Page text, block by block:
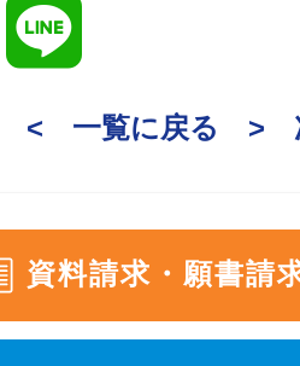
< 一覧に戻る >
資料請求・願書請